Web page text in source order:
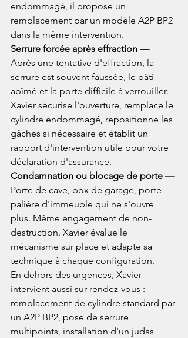
endommagé, il propose un
remplacement par un modèle A2P BP2
dans la même intervention.
Serrure forcée après effraction —
Après une tentative d'effraction, la
serrure est souvent faussée, le bâti
abîmé et la porte difficile à verrouiller.
Xavier sécurise l'ouverture, remplace le
cylindre endommagé, repositionne les
gâches si nécessaire et établit un
rapport d'intervention utile pour votre
déclaration d'assurance.
Condamnation ou blocage de porte —
Porte de cave, box de garage, porte
palière d'immeuble qui ne s'ouvre
plus. Même engagement de non-
destruction. Xavier évalue le
mécanisme sur place et adapte sa
technique à chaque configuration.
En dehors des urgences, Xavier
intervient aussi sur rendez-vous :
remplacement de cylindre standard par
un A2P BP2, pose de serrure
multipoints, installation d'un judas